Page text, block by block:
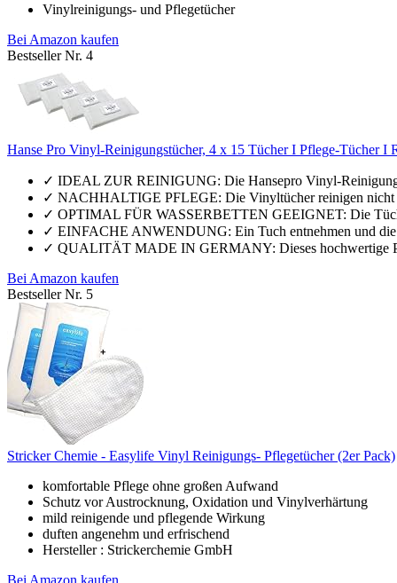
Vinylreinigungs- und Pflegetücher
Bei Amazon kaufen
Bestseller Nr. 4
Hanse Pro Vinyl-Reinigungstücher, 4 x 15 Tücher I Pflege-Tücher I
✓ IDEAL ZUR REINIGUNG: Die Hansepro Vinyl-
✓ NACHHALTIGE PFLEGE: Die Vinyltücher reinigen nicht
✓ OPTIMAL FÜR WASSERBETTEN GEEIGNET: Die
✓ EINFACHE ANWENDUNG: Ein Tuch entnehmen und die
✓ QUALITÄT MADE IN GERMANY: Dieses hochwertige
Bei Amazon kaufen
Bestseller Nr. 5
Stricker Chemie - Easylife Vinyl Reinigungs- Pflegetücher (2er Pack)
komfortable Pflege ohne großen Aufwand
Schutz vor Austrocknung, Oxidation und Vinylverhärtung
mild reinigende und pflegende Wirkung
duften angenehm und erfrischend
Hersteller : Strickerchemie GmbH
Bei Amazon kaufen